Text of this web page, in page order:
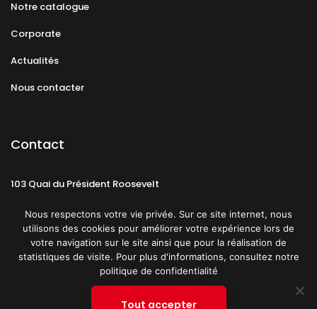
Notre catalogue
Corporate
Actualités
Nous contacter
Contact
103 Quai du Président Roosevelt
CGU Politique de confidentialité
Nous respectons votre vie privée. Sur ce site internet, nous
utilisons des cookies pour améliorer votre expérience lors de
votre navigation sur le site ainsi que pour la réalisation de
statistiques de visite. Pour plus d'informations, consultez notre
politique de confidentialité
Tout accepter